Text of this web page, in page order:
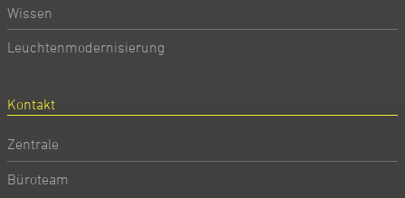
Wissen
Leuchtenmodernisierung
Kontakt
Zentrale
Büroteam